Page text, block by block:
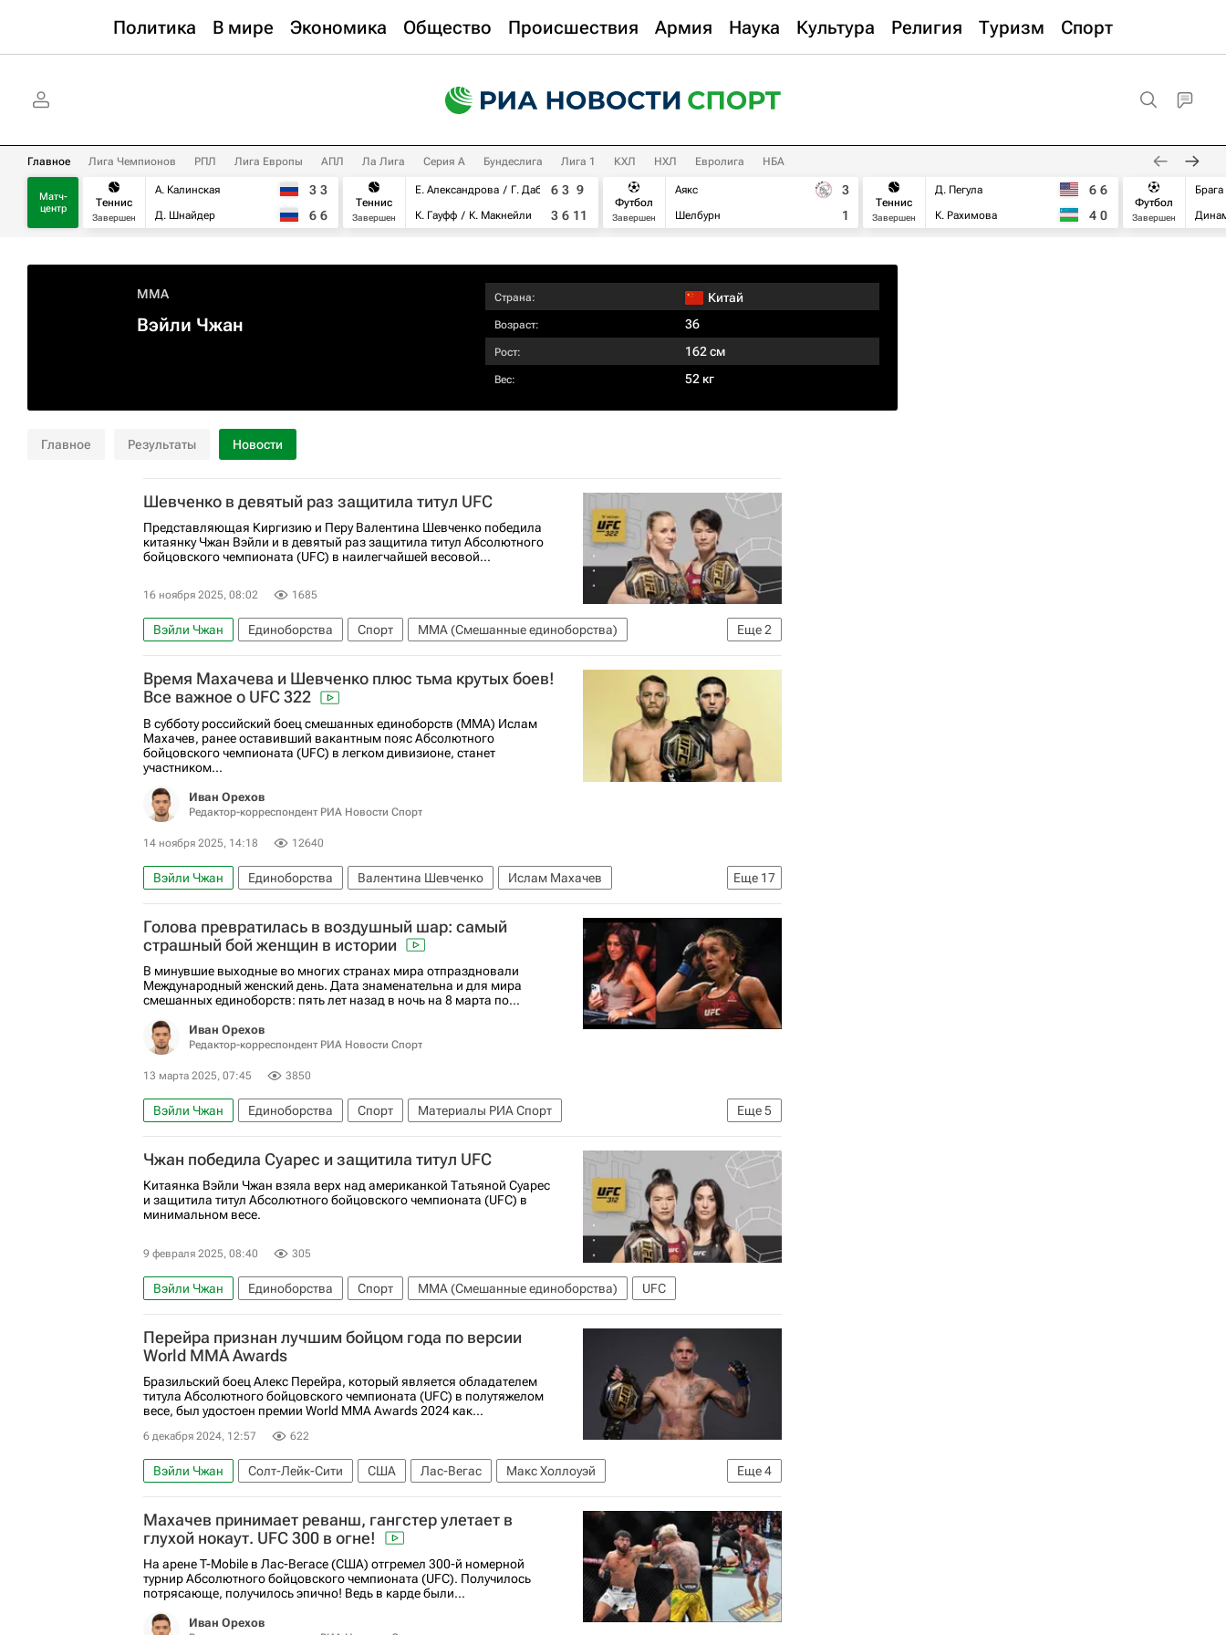
Политика В мире Экономика Общество Происшествия Армия Наука Культура Религия Туризм Спорт
Главное Лига Чемпионов РПЛ Лига Европы АПЛ Ла Лига Серия А Бундеслига Лига 1 КХЛ НХЛ Евролига НБА
Матч-
центр
Теннис
Завершен
А. Калинская
Д. Шнайдер
3 3
6 6
Теннис
Завершен
Е. Александрова
Г. Дабровски
К. Гауфф
К. Макнейли
6 3 9
3 6 11
Футбол
Завершен
Аякс
Шелбурн
3
1
Теннис
Завершен
Д. Пегула
К. Рахимова
6 6
4 0
Футбол
Завершен
Брага
MMA
Вэйли Чжан
Страна: Китай
Возраст: 36
Рост: 162 см
Вес: 52 кг
Главное Результаты Новости
Шевченко в девятый раз защитила титул UFC
Представляющая Киргизию и Перу Валентина Шевченко победила
китаянку Чжан Вэйли и в девятый раз защитила титул Абсолютного
бойцовского чемпионата (UFC) в наилегчайшей весовой...
16 ноября 2025, 08:02 1685
Еще2
Вэйли Чжан Единоборства Спорт
ММА (Смешанные единоборства)
Валентина Шевченко
UFC
Время Махачева и Шевченко плюс тьма крутых боев!
Все важное о UFC 322
В субботу российский боец смешанных единоборств (ММА) Ислам
Махачев, ранее оставивший вакантным пояс Абсолютного
бойцовского чемпионата (UFC) в легком дивизионе, станет
участником...
Иван Орехов
Редактор-корреспондент РИА Новости Спорт
14 ноября 2025, 14:18 12640
Еще 17
Вэйли Чжан Единоборства Валентина Шевченко
Ислам Махачев
Джек Делла Маддалена
UFC ММА (Смешанные единоборства)
Спорт
Авторы РИА Новости Спорт
Материалы РИА Спорт Спорт — видео
Леон Эдвардс
Бенеил Дариуш
Бенуа Сен-Дени
Анонсы Анонсы и трансляции матчей Прогнозы на спорт
Голова превратилась в воздушный шар: самый
страшный бой женщин в истории
В минувшие выходные во многих странах мира отпраздновали
Международный женский день. Дата знаменательна и для мира
смешанных единоборств: пять лет назад в ночь на 8 марта по...
Иван Орехов
Редактор-корреспондент РИА Новости Спорт
13 марта 2025, 07:45 3850
Еще5
Вэйли Чжан Единоборства Спорт
Материалы РИА Спорт
Авторы РИА Новости Спорт
Спорт — видео UFC
ММА (Смешанные единоборства)
Йоанна Енджейчик
Чжан победила Суарес и защитила титул UFC
Китаянка Вэйли Чжан взяла верх над американкой Татьяной Суарес
и защитила титул Абсолютного бойцовского чемпионата (UFC) в
минимальном весе.
9 февраля 2025, 08:40 305
Вэйли Чжан Единоборства Спорт ММА (Смешанные единоборства) UFC
Перейра признан лучшим бойцом года по версии
World MMA Awards
Бразильский боец Алекс Перейра, который является обладателем
титула Абсолютного бойцовского чемпионата (UFC) в полутяжелом
весе, был удостоен премии World MMA Awards 2024 как...
6 декабря 2024, 12:57 622
Еще4
Вэйли Чжан Солт-Лейк-Сити США Лас-Вегас
Макс Холлоуэй
Алекс Перейра (боец)
UFC ММА (Смешанные единоборства) Единоборства
Махачев принимает реванш, гангстер улетает в
глухой нокаут. UFC 300 в огне!
На арене T-Mobile в Лас-Вегасе (США) отгремел 300-й номерной
турнир Абсолютного бойцовского чемпионата (UFC). Получилось
потрясающе, получилось эпично! Ведь в карде были...
Иван Орехов